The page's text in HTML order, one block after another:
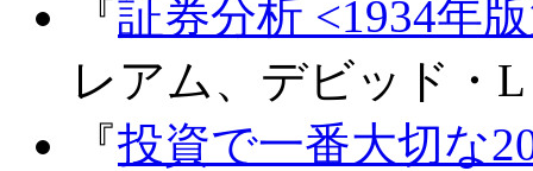
『証券分析 <1934年
レアム、デビッド・
『投資で一番大切な